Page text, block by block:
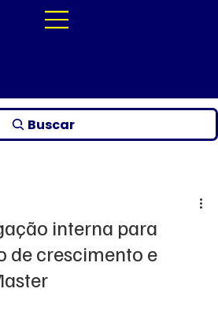
Buscar
interna para
de crescimento e